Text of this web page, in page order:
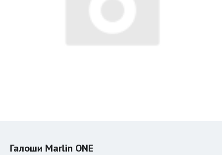
Галоши Marlin ONE